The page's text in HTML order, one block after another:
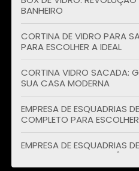
BANHEIRO
CORTINA DE VIDRO PARA SACADA: GUIA COMPLETO
PARA ESCOLHER A IDEAL
CORTINA VIDRO SACADA: GUIA COMPLETO PARA
SUA CASA MODERNA
EMPRESA DE ESQUADRIAS DE ALUMÍNIO: GUIA
COMPLETO PARA ESCOLHER
EMPRESA DE ESQUADRIAS DE ALUMÍNIO: GUIA
COMPLETO PARA VOCÊ